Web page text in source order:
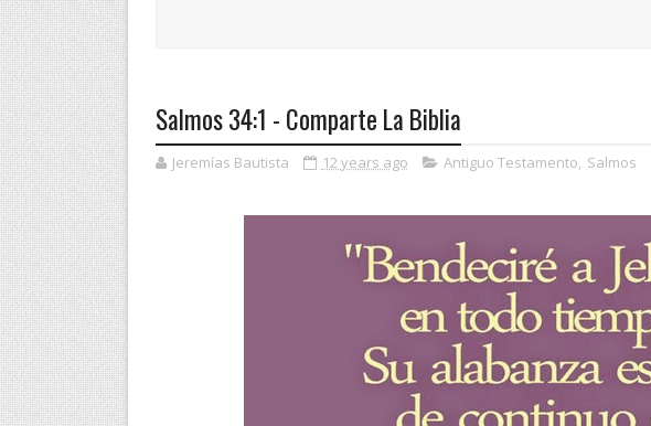
Salmos 34:1 - Comparte La Biblia
Jeremías Bautista 12 years ago Antiguo Testamento, Salmos